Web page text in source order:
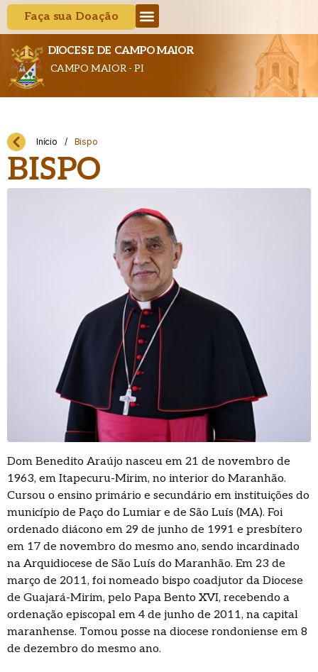
Faça sua Doação
DIOCESE DE CAMPO MAIOR
CAMPO MAIOR - PI
Início / Bispo
BISPO
Dom Benedito Araújo nasceu em 21 de novembro de
1963, em Itapecuru-Mirim, no interior do Maranhão.
Cursou o ensino primário e secundário em instituições do
município de Paço do Lumiar e de São Luís (MA). Foi
ordenado diácono em 29 de junho de 1991 e presbítero
em 17 de novembro do mesmo ano, sendo incardinado
na Arquidiocese de São Luís do Maranhão. Em 23 de
março de 2011, foi nomeado bispo coadjutor da Diocese
de Guajará-Mirim, pelo Papa Bento XVI, recebendo a
ordenação episcopal em 4 de junho de 2011, na capital
maranhense. Tomou posse na diocese rondoniense em 8
de dezembro do mesmo ano.